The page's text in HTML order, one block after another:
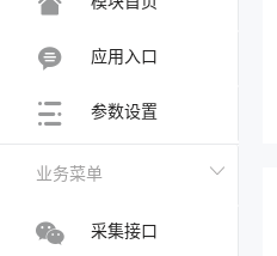
应用入口
参数设置
业务菜单
采集接口